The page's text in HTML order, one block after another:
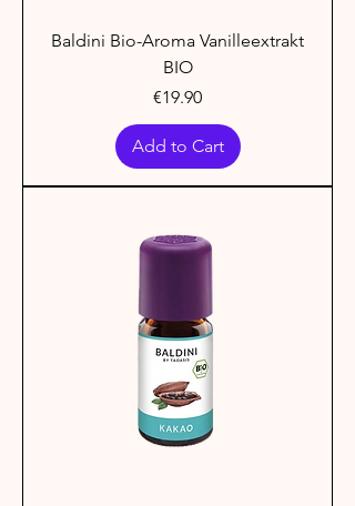
Baldini Bio-Aroma Vanilleextrakt
BIO
Price
€19.90
Add to Cart